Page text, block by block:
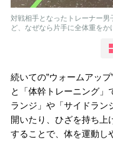
対戦相手となったトレーナー
ど、なぜなら片手に全体重をか
続いての”ウォームアッ
と「体幹トレーニング」
ランジ」や「サイドラン
開いたり、ひざを持ち上
することで、体を運動し